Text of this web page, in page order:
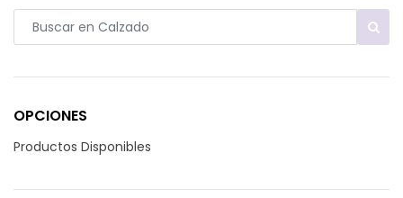
OPCIONES
Productos Disponibles